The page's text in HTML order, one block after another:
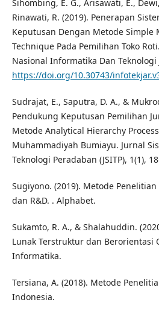
Sihombing, E. G., Arisawati, E.,
Rinawati, R. (2019). Penerapan
Keputusan Dengan Metode
Technique Pada Pemilihan Toko
Nasional Informatika Dan Teknologi
https://doi.org/10.30743/
Sudrajat, E., Saputra, D. A., &
Pendukung Keputusan Pemilihan
Metode Analytical Hierarchy
Muhammadiyah Bumiayu. Jurnal
Teknologi Peradaban (JSITP), 1(1),
Sugiyono. (2019). Metode
dan R&D. . Alphabet.
Sukamto, R. A., & Shalahuddin.
Lunak Terstruktur dan Berorientasi
Informatika.
Tersiana, A. (2018). Metode
Indonesia.